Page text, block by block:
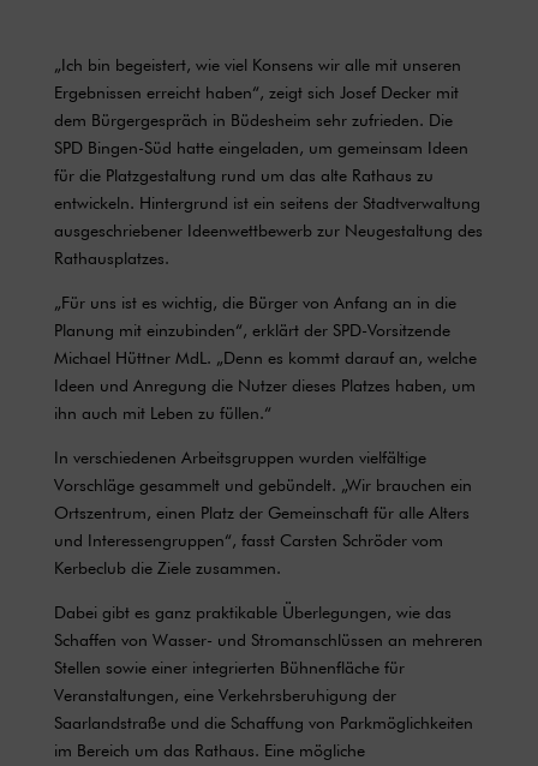
„Ich bin begeistert, wie viel Konsens wir alle mit unseren
Ergebnissen erreicht haben“, zeigt sich Josef Decker mit
dem Bürgergespräch in Büdesheim sehr zufrieden. Die
SPD Bingen-Süd hatte eingeladen, um gemeinsam Ideen
für die Platzgestaltung rund um das alte Rathaus zu
entwickeln. Hintergrund ist ein seitens der Stadtverwaltung
ausgeschriebener Ideenwettbewerb zur Neugestaltung des
Rathausplatzes.
„Für uns ist es wichtig, die Bürger von Anfang an in die
Planung mit einzubinden“, erklärt der SPD-Vorsitzende
Michael Hüttner MdL. „Denn es kommt darauf an, welche
Ideen und Anregung die Nutzer dieses Platzes haben, um
ihn auch mit Leben zu füllen.“
In verschiedenen Arbeitsgruppen wurden vielfältige
Vorschläge gesammelt und gebündelt. „Wir brauchen ein
Ortszentrum, einen Platz der Gemeinschaft für alle Alters
und Interessengruppen“, fasst Carsten Schröder vom
Kerbeclub die Ziele zusammen.
Dabei gibt es ganz praktikable Überlegungen, wie das
Schaffen von Wasser- und Stromanschlüssen an mehreren
Stellen sowie einer integrierten Bühnenfläche für
Veranstaltungen, eine Verkehrsberuhigung der
Saarlandstraße und die Schaffung von Parkmöglichkeiten
im Bereich um das Rathaus. Eine mögliche